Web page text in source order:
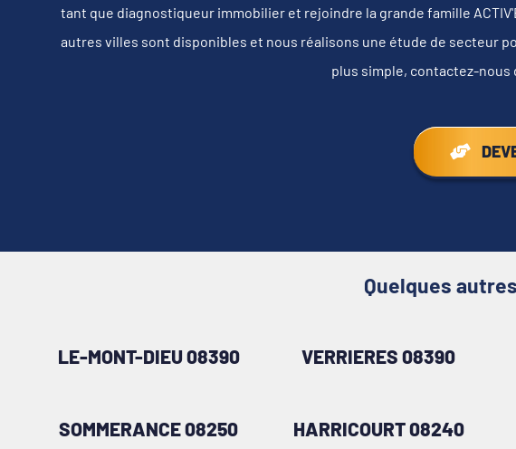
tant que diagnostiqueur immobilier et rejoindre la grande famille
autres villes sont disponibles et nous réalisons une étude de secteur
plus simple, contactez-nous
Quelques
LE-MONT-DIEU 08390 VERRIERES 08390
SOMMERANCE 08250 HARRICOURT 08240